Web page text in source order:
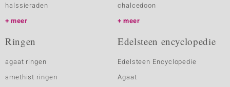
halssieraden
meer
chalcedoon
meer
Ringen
agaat ringen
amethist ringen
Edelsteen encyclopedie
Edelsteen Encyclopedie
Agaat